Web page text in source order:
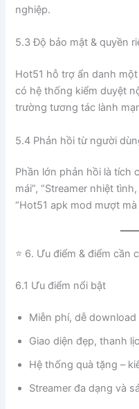
nghiệp.
5.3 Độ bảo mật & quyền
Hot51 hỗ trợ ẩn danh
có hệ thống kiểm duyệt
trường tương tác lành
5.4 Phản hồi từ người
Phần lớn phản hồi là tích
mái”, “Streamer nhiệt
“Hot51 apk mod mượt
⭐ 6. Ưu điểm & điểm cần
6.1 Ưu điểm nổi bật
Miễn phí, dễ download
Giao diện đẹp, thanh
Hệ thống quà tặng –
Streamer đa dạng và